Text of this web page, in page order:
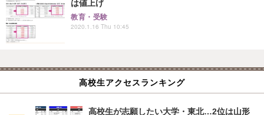
は値上げ
教育・受験
2020.1.16 Thu 10:45
高校生アクセスランキング
高校生が志願したい大学・東北…2位は山形